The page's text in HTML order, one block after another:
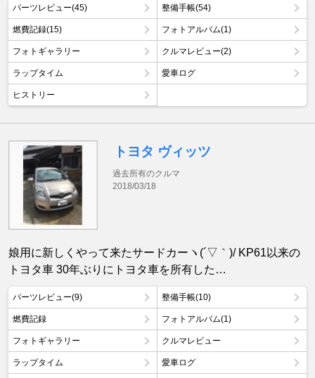
パーツレビュー(45) 整備手帳(54)
燃費記録(15) フォトアルバム(1)
フォトギャラリー クルマレビュー(2)
ラップタイム 愛車ログ
ヒストリー
トヨタ ヴィッツ
過去所有のクルマ
2018/03/18
娘用に新しくやって来たサードカーヽ(´▽｀)/ KP61以来の
トヨタ車 30年ぶりにトヨタ車を所有した…
パーツレビュー(9) 整備手帳(10)
燃費記録 フォトアルバム(1)
フォトギャラリー クルマレビュー
ラップタイム 愛車ログ